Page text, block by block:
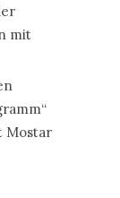
mit
Mostar